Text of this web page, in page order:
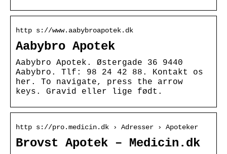
http s://www.aabybroapotek.dk
Aabybro Apotek
Aabybro Apotek. Østergade 36 9440
Aabybro. Tlf: 98 24 42 88. Kontakt os
her. To navigate, press the arrow
keys. Gravid eller lige født.
http s://pro.medicin.dk › Adresser › Apoteker
Brovst Apotek – Medicin.dk